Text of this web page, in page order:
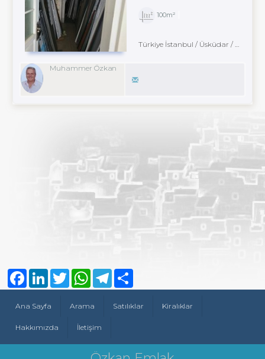
100m²
Türkiye İstanbul / Üsküdar / Fıstıkağacı
Muhammer Özkan
Ana Sayfa Arama Satılıklar Kiralıklar
Hakkımızda İletişim
FacebookLinkedInTwitter WhatsAppTelegram